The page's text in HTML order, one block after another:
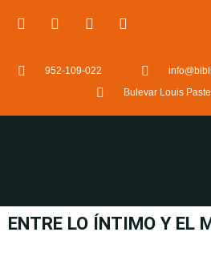
952-109-022
Bulevar Louis
ENTRE LO ÍNTIMO Y EL